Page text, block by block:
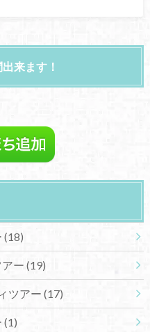
来ます！
(18)
ー (19)
ツアー (17)
(1)